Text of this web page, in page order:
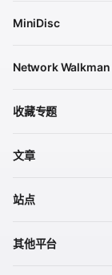
MiniDisc
Network Walkman
收藏专题
文章
站点
其他平台